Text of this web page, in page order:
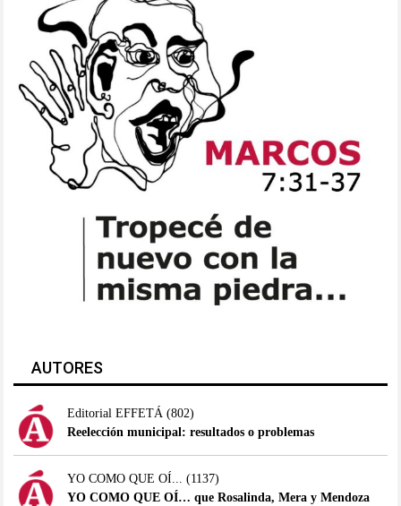
AUTORES
Editorial EFFETÁ(802)
Reelección municipal: resultados o problemas
YO COMO QUE OÍ... (1137)
YO COMO QUE OÍ… que Rosalinda, Mera y Mendoza